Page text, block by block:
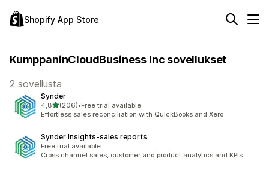
Shopify App Store
KumppaninCloudBusiness Inc sovellukset
2 sovellusta
Synder
4,8/ 5 tähteä
(206)
206 arvostelua yhteensä
•Free trial available
Effortless sales reconciliation with QuickBooks and Xero
Synder Insights‑sales reports
Free trial available
Cross channel sales, customer and product analytics and KPIs